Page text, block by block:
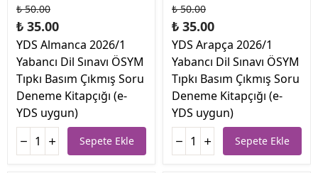
₺ 50.00
₺ 35.00
YDS Almanca 2026/1
Yabancı Dil Sınavı ÖSYM
Tıpkı Basım Çıkmış Soru
Deneme Kitapçığı (e-
YDS uygun)
Sepete Ekle
₺ 50.00
₺ 35.00
YDS Arapça 2026/1
Yabancı Dil Sınavı ÖSYM
Tıpkı Basım Çıkmış Soru
Deneme Kitapçığı (e-
YDS uygun)
Sepete Ekle